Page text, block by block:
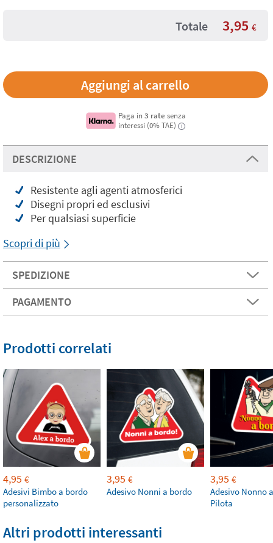
Totale 3,95 €
Paga in 3 rate senza
interessi (0% TAE)
i
DESCRIZIONE
Resistente agli agenti atmosferici
Disegni propri ed esclusivi
Per qualsiasi superficie
Scopri di più
SPEDIZIONE
PAGAMENTO
Prodotti correlati
4,95 €
Adesivi Bimbo a bordo
personalizzato
3,95 €
Adesivo Nonni a bordo
3,95 €
Adesivo Nonno
Pilota
Altri prodotti interessanti